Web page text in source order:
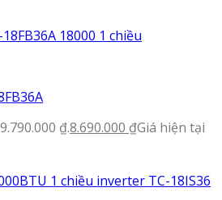
₫.8.690.000 ₫Giá hiện tại